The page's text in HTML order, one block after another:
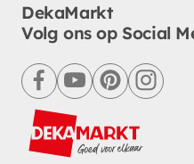
DekaMarkt
Volg ons op Social
facebookyoutubepinterest